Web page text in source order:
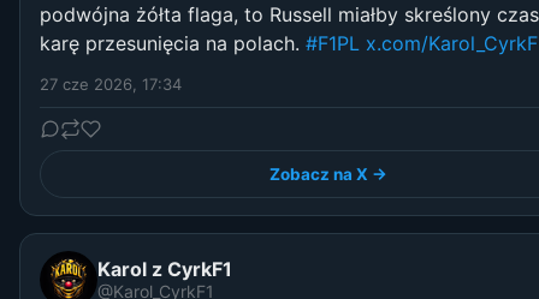
podwójna żółta flaga, to Russell miałby skreślony
karę przesunięcia na polach. #F1PL x.com/
27 cze 2026, 17:34
Zobacz na X →
Karol z CyrkF1
@Karol_CyrkF1